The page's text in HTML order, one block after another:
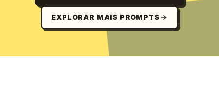
EXPLORAR MAIS PROMPTS